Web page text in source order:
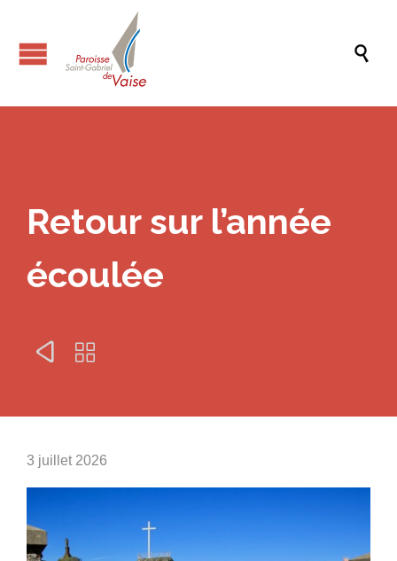

Retour sur l’année
écoulée
 
3 juillet 2026